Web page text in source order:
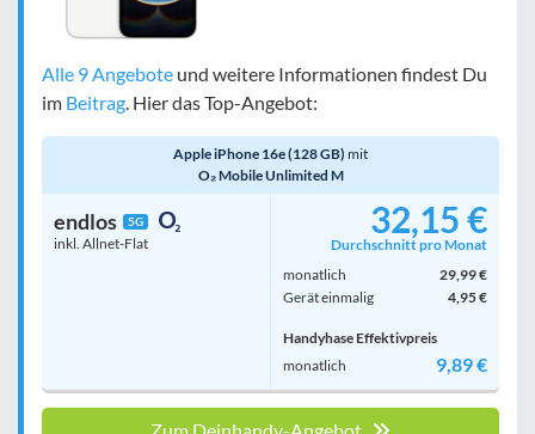
Alle 9 Angebote und weitere Informationen findest Du
im Beitrag . Hier das Top-Angebot:
Apple iPhone 16e (128 GB) mit
O₂ Mobile Unlimited M
endlos 5G
inkl. Allnet-Flat
32,15 €
Durchschnitt pro Monat
monatlich
29,99 €
Gerät einmalig
4,95 €
Handyhase Effektivpreis
monatlich
9,89 €